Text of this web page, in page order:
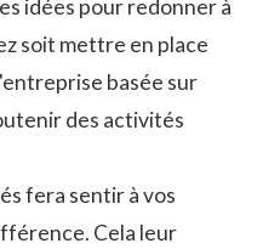
idées pour redonner à
soit mettre en place
basée sur
des activités
fera sentir à vos
Cela leur